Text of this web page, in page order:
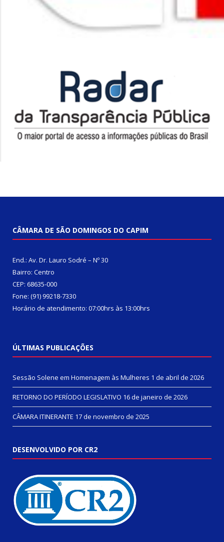
CÂMARA DE SÃO DOMINGOS DO CAPIM
End.: Av. Dr. Lauro Sodré – Nº 30
Bairro: Centro
CEP: 68635-000
Fone: (91) 99218-7330
Horário de atendimento: 07:00hrs às 13:00hrs
ÚLTIMAS PUBLICAÇÕES
Sessão Solene em Homenagem às Mulheres 1 de abril de 2026
RETORNO DO PERÍODO LEGISLATIVO 16 de janeiro de 2026
CÂMARA ITINERANTE 17 de novembro de 2025
DESENVOLVIDO POR CR2